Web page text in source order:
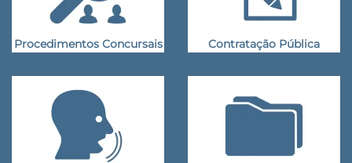
Procedimentos Concursais Contratação Pública